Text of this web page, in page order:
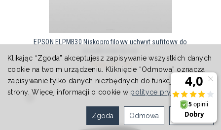
EPSON ELPMB30 Niskoprofilowy uchwyt sufitowy do
699,00 zł
Klikając “Zgoda” akceptujesz zapisywanie wszystkich danych
cookie na twoim urządzeniu. Kliknięcie “Odmowa” oznacza
zapisywanie tylko danych niezbędnych do funkcjonowania
strony. Więcej informacji o cookie w polityce prywatności.
Ustawienia
Odmowa
Zgoda